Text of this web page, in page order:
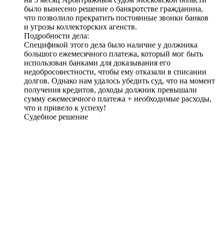
было вынесено решение о банкротстве гражданина,
что позволило прекратить постоянные звонки банков
и угрозы коллекторских агенств.
Подробности дела:
Спецификой этого дела было наличие у должника
большого ежемесячного платежа, который мог быть
использован банками для доказывания его
недобросовестности, чтобы ему отказали в списании
долгов. Однако нам удалось убедить суд, что на момент
получения кредитов, доходы должник превышали
сумму ежемесячного платежа + необходимые расходы,
что и привело к успеху!
Судебное решение